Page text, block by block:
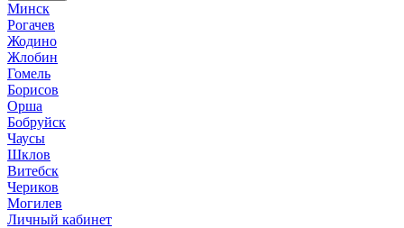
Минск
Рогачев
Жодино
Жлобин
Гомель
Борисов
Орша
Бобруйск
Чаусы
Шклов
Витебск
Чериков
Могилев
Личный кабинет